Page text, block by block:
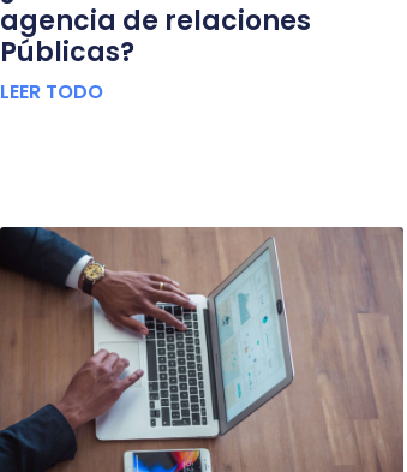
agencia de relaciones
Públicas?
LEER TODO